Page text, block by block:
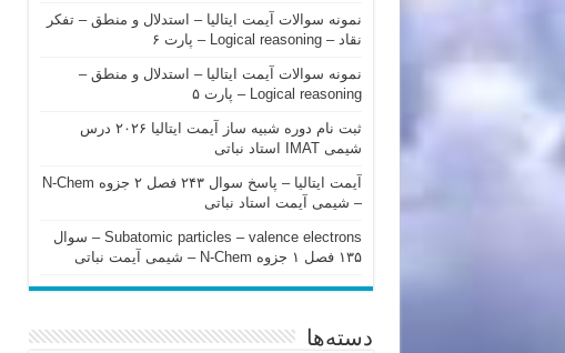
نمونه سوالات آیمت ایتالیا – استدلال و منطق – تفکر
نقاد – Logical reasoning – پارت ۶
نمونه سوالات آیمت ایتالیا – استدلال و منطق –
Logical reasoning – پارت ۵
ثبت نام دوره شبیه ساز آیمت ایتالیا ۲۰۲۶ درس
شیمی IMAT استاد نباتی
آیمت ایتالیا – پاسخ سوال ۲۴۳ فصل ۲ جزوه N-Chem
– شیمی آیمت استاد نباتی
Subatomic particles – valence electrons – سوال
۱۳۵ فصل ۱ جزوه N-Chem – شیمی آیمت نباتی
دسته‌ها